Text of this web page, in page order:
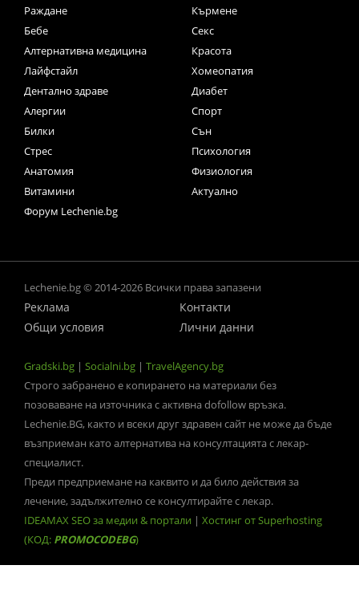
Раждане
Кърмене
Бебе
Секс
Алтернативна медицина
Красота
Лайфстайл
Хомеопатия
Дентално здраве
Диабет
Алергии
Спорт
Билки
Сън
Стрес
Психология
Анатомия
Физиология
Витамини
Актуално
Форум Lechenie.bg
Lechenie.bg © 2014-2026 Всички права запазени
Реклама
Контакти
Общи условия
Лични данни
Gradski.bg | Socialni.bg | TravelAgency.bg
Строго забранено е копирането на материали без
позоваване на източника с активна dofollow връзка.
Lechenie.BG, както и всеки друг здравен сайт не може да бъде
възприеман като алтернатива на консултацията с лекар-
специалист.
Преди предприемане на каквито и да било действия за
лечение, задължително се консултирайте с лекар.
IDEAMAX SEO за медии & портали | Хостинг от Superhosting
(КОД: PROMOCODEBG)